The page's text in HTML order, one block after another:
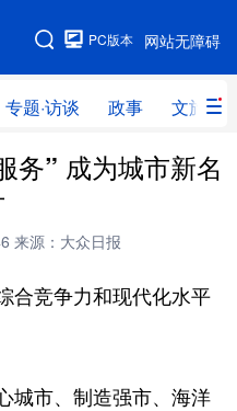
网站无障碍
PC版本
专题·访谈 政事 文旅
图
时政 人事
全球连线
体育 文化
金融 汽车
务” 成为城市新名
来源：大众日报
竞争力和现代化水平
市、制造强市、海洋